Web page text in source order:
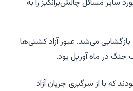
سایر مسائل چالش‌برانگیز را به
بازگشایی می‌شد. عبور آزاد کشتی‌ها
جنگ در ماه آوریل بود.
که با از سرگیری جریان آزاد